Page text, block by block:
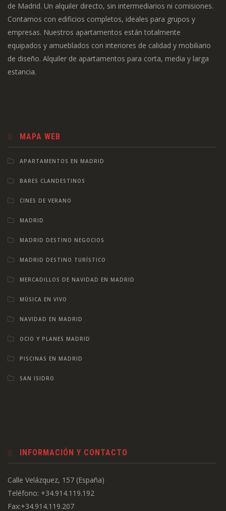
de Madrid. Un alquiler directo, sin intermediarios ni comisiones.
Contamos con edificios completos, ideales para grupos y
empresas. Nuestros apartamentos están totalmente
equipados y amueblados con interiores de calidad y mobiliario
de diseño. Alquiler de apartamentos para corta, media y larga
estancia.
MAPA WEB
APARTAMENTOS EN MADRID
BARES CLANDESTINOS
CINES DE VERANO
MADRID
MADRID DESTINO NEGOCIOS
MADRID DESTINO TURÍSTICO
MERCADILLOS DE NAVIDAD EN MADRID
MÚSICA EN VIVO
NAVIDAD EN MADRID
OCIO Y PLANES MADRID
PISCINAS EN MADRID
SAN ISIDRO
INFORMACIÓN Y CONTACTO
Calle Velázquez, 157 (España)
Teléfono: +34.914.119.192
Fax:+34.914.119.207